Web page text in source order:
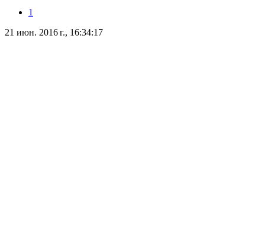
1
21 июн. 2016 г., 16:34:17